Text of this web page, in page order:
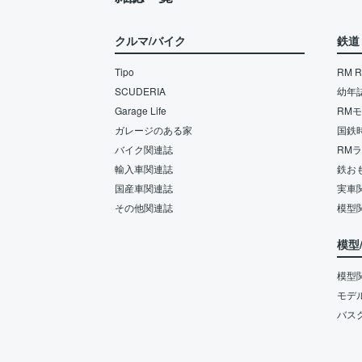
クルマ/バイク
Tipo
SCUDERIA
Garage Life
ガレージのある家
バイク関連誌
輸入車関連誌
国産車関連誌
その他関連誌
鉄道
RM
幼年
RM
国鉄
RM
鉄お
実車
模型
模
模型
モデ
バス